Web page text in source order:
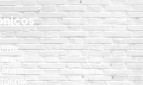
del concreto